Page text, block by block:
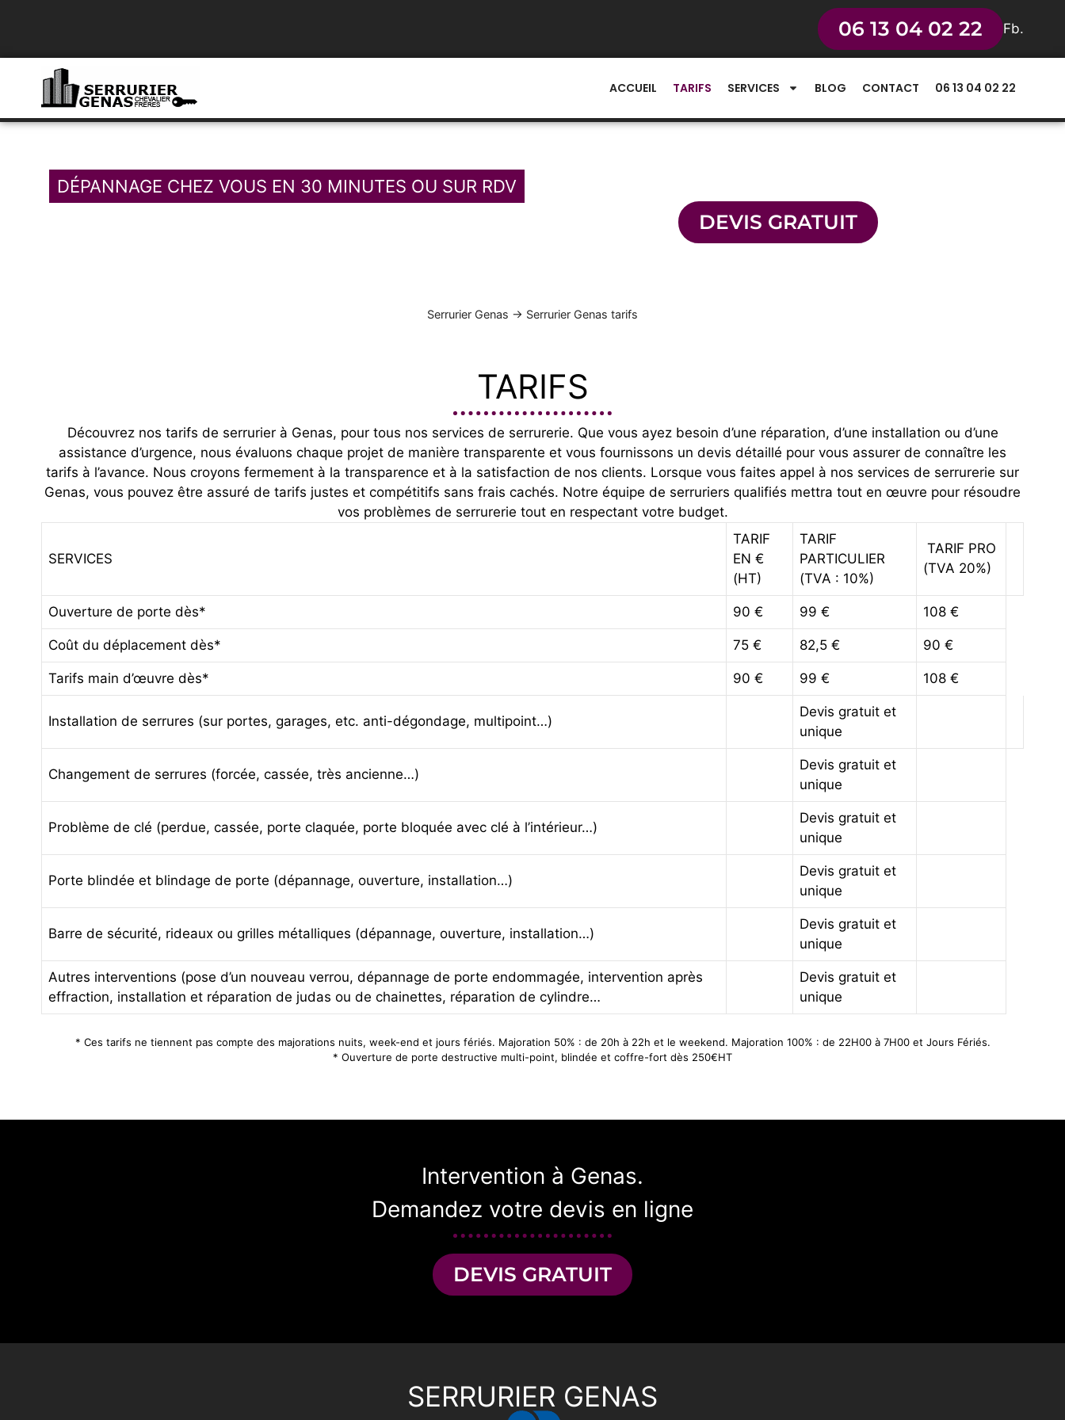
06 13 04 02 22 Fb.
ACCUEIL TARIFS SERVICES BLOG CONTACT 06 13 04 02 22
DÉPANNAGE CHEZ VOUS EN 30 MINUTES OU SUR RDV
DEVIS GRATUIT
Serrurier Genas → Serrurier Genas tarifs
TARIFS
Découvrez nos tarifs de serrurier à Genas, pour tous nos services de serrurerie. Que vous ayez besoin d’une réparation, d’une installation ou d’une
assistance d’urgence, nous évaluons chaque projet de manière transparente et vous fournissons un devis détaillé pour vous assurer de connaître les
tarifs à l’avance. Nous croyons fermement à la transparence et à la satisfaction de nos clients. Lorsque vous faites appel à nos services de serrurerie sur
Genas, vous pouvez être assuré de tarifs justes et compétitifs sans frais cachés. Notre équipe de serruriers qualifiés mettra tout en œuvre pour résoudre
vos problèmes de serrurerie tout en respectant votre budget.
SERVICES
TARIF
EN €
(HT)
TARIF
PARTICULIER
(TVA : 10%)
TARIF PRO
(TVA 20%)
Ouverture de porte dès* 90 € 99 € 108 €
Coût du déplacement dès* 75 € 82,5 € 90 €
Tarifs main d’œuvre dès* 90 € 99 € 108 €
Installation de serrures (sur portes, garages, etc. anti-dégondage, multipoint…)
Devis gratuit et
unique
Changement de serrures (forcée, cassée, très ancienne…)
Devis gratuit et
unique
Problème de clé (perdue, cassée, porte claquée, porte bloquée avec clé à l’intérieur…)
Devis gratuit et
unique
Porte blindée et blindage de porte (dépannage, ouverture, installation…)
Devis gratuit et
unique
Barre de sécurité, rideaux ou grilles métalliques (dépannage, ouverture, installation…)
Devis gratuit et
unique
Autres interventions (pose d’un nouveau verrou, dépannage de porte endommagée, intervention après
effraction, installation et réparation de judas ou de chainettes, réparation de cylindre…
Devis gratuit et
unique
* Ces tarifs ne tiennent pas compte des majorations nuits, week-end et jours fériés. Majoration 50% : de 20h à 22h et le weekend. Majoration 100% : de 22H00 à 7H00 et Jours Fériés.
* Ouverture de porte destructive multi-point, blindée et coffre-fort dès 250€HT
Intervention à Genas.
Demandez votre devis en ligne
DEVIS GRATUIT
SERRURIER GENAS